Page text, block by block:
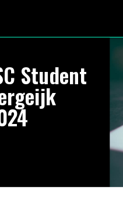
Student